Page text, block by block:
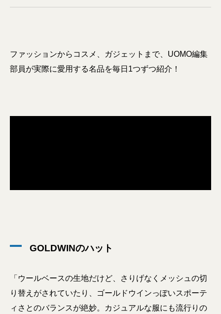
ファッションからコスメ、ガジェットまで、UOMO編集
部員が実際に愛用する名品を毎日1つずつ紹介！
GOLDWINのハット
「ウールベースの生地だけど、さりげなくメッシュの切
り替えがされていたり、ゴールドウインっぽいスポーテ
ィさとのバランスが絶妙。カジュアルな服にも流行りの